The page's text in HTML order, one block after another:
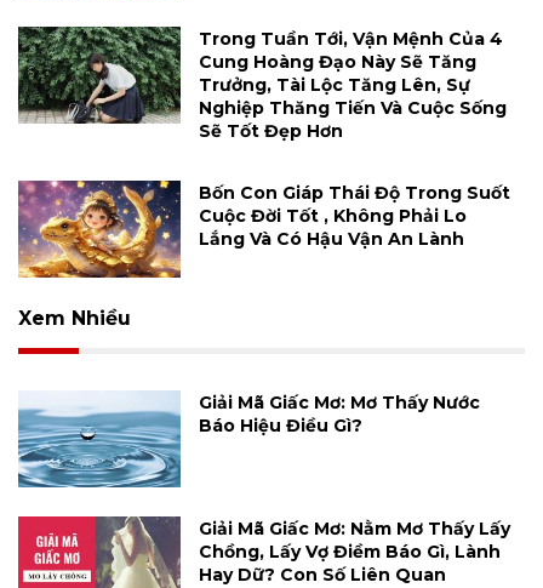
Trong Tuần Tới, Vận Mệnh Của 4
Cung Hoàng Đạo Này Sẽ Tăng
Trưởng, Tài Lộc Tăng Lên, Sự
Nghiệp Thăng Tiến Và Cuộc Sống
Sẽ Tốt Đẹp Hơn
Bốn Con Giáp Thái Độ Trong Suốt
Cuộc Đời Tốt , Không Phải Lo
Lắng Và Có Hậu Vận An Lành
Xem Nhiều
Giải Mã Giấc Mơ: Mơ Thấy Nước
Báo Hiệu Điều Gì?
Giải Mã Giấc Mơ: Nằm Mơ Thấy Lấy
Chồng, Lấy Vợ Điềm Báo Gì, Lành
Hay Dữ? Con Số Liên Quan